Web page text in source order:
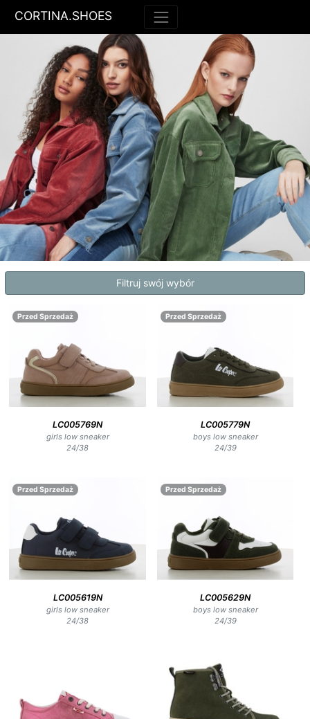
CORTINA.SHOES
Filtruj swój wybór
Przed Sprzedaż
LC005769N
girls low sneaker
24/38
Przed Sprzedaż
LC005779N
boys low sneaker
24/39
Przed Sprzedaż
LC005619N
girls low sneaker
24/38
Przed Sprzedaż
LC005629N
boys low sneaker
24/39